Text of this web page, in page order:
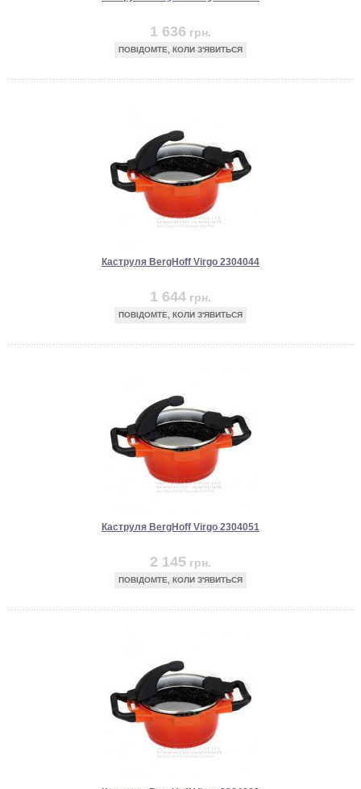
1 636 грн.
ПОВІДОМТЕ, КОЛИ З'ЯВИТЬСЯ
Каструля BergHoff Virgo 2304044
1 644 грн.
ПОВІДОМТЕ, КОЛИ З'ЯВИТЬСЯ
Каструля BergHoff Virgo 2304051
2 145 грн.
ПОВІДОМТЕ, КОЛИ З'ЯВИТЬСЯ